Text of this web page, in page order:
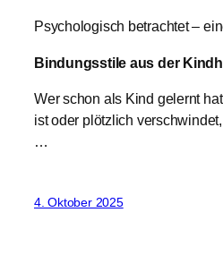
Psychologisch betrachtet –
Bindungsstile aus der
Wer schon als Kind gelernt
ist oder plötzlich
…
4. Oktober 2025